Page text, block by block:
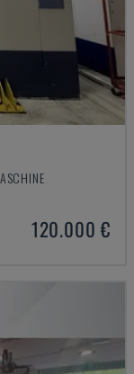
120.000 €